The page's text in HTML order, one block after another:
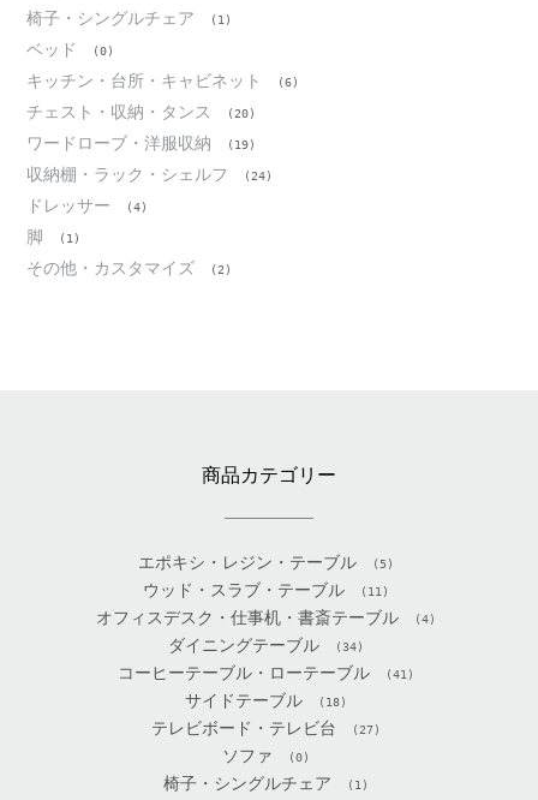
椅子・シングルチェア (1)
ベッド (0)
キッチン・台所・キャビネット (6)
チェスト・収納・タンス (20)
ワードローブ・洋服収納 (19)
収納棚・ラック・シェルフ (24)
ドレッサー (4)
脚 (1)
その他・カスタマイズ (2)
商品カテゴリー
エポキシ・レジン・テーブル (5)
ウッド・スラブ・テーブル (11)
オフィスデスク・仕事机・書斎テーブル (4)
ダイニングテーブル (34)
コーヒーテーブル・ローテーブル (41)
サイドテーブル (18)
テレビボード・テレビ台 (27)
ソファ (0)
椅子・シングルチェア (1)